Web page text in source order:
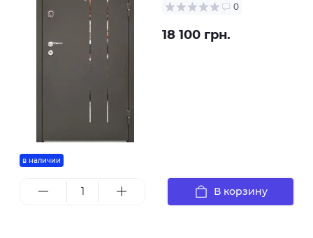
в наличии
0
18 100 грн.
В корзину